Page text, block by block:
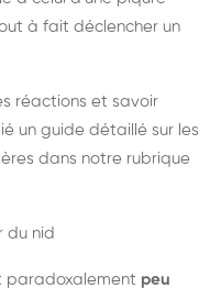
à fait déclencher un
réactions et savoir
un guide détaillé sur les
dans notre rubrique
du nid
paradoxalement peu